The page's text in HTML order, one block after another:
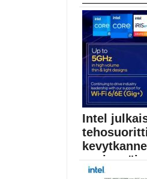
Intelin uusi
mielenkiintoinen
Core i9-10900K
Intel